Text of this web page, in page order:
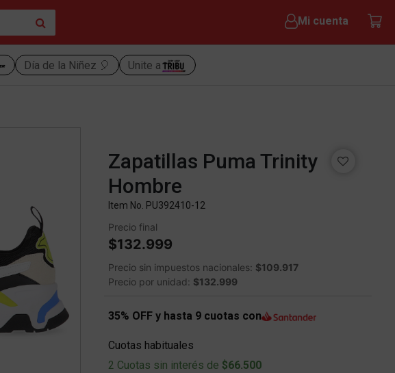
Mi cuenta
Día de la Niñez 🎈 Unite a
Zapatillas Puma Trinity
Hombre
Item No. PU392410-12
Precio final
$132.999
Precio sin impuestos nacionales: $109.917
Precio por unidad: $132.999
35% OFF y hasta 9 cuotas con
Cuotas habituales
2 Cuotas sin interés de $66.500